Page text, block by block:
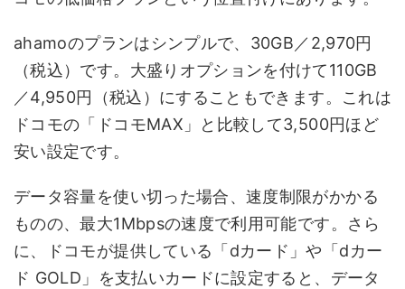
ahamoのプランはシンプルで、30GB／2,970円
（税込）です。大盛りオプションを付けて110GB
／4,950円（税込）にすることもできます。これは
ドコモの「ドコモMAX」と比較して3,500円ほど
安い設定です。
データ容量を使い切った場合、速度制限がかかる
ものの、最大1Mbpsの速度で利用可能です。さら
に、ドコモが提供している「dカード」や「dカー
ド GOLD」を支払いカードに設定すると、データ